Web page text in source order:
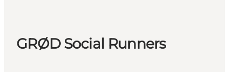
GRØD Social Runners